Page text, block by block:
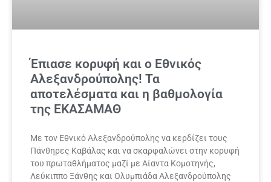
Έπιασε κορυφή και ο Εθνικός
Αλεξανδρούπολης! Τα
αποτελέσματα και η βαθμολογία
της ΕΚΑΣΑΜΑΘ
Με τον Εθνικό Αλεξανδρούπολης να κερδίζει τους
Πάνθηρες Καβάλας και να σκαρφαλώνει στην κορυφή
του πρωταθλήματος μαζί με Αίαντα Κομοτηνής,
Λεύκιππο Ξάνθης και Ολυμπιάδα Αλεξανδρούπολης